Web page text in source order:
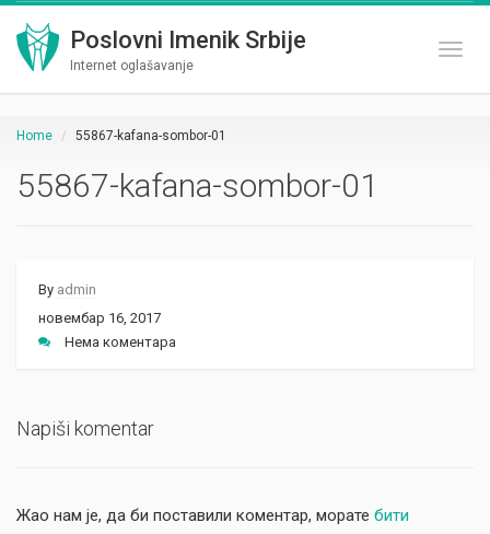
Poslovni Imenik Srbije
Internet oglašavanje
Home 55867-kafana-sombor-01
55867-kafana-sombor-01
By admin
новембар 16, 2017
Нема коментара
Napiši komentar
Жао нам је, да би поставили коментар, морате бити